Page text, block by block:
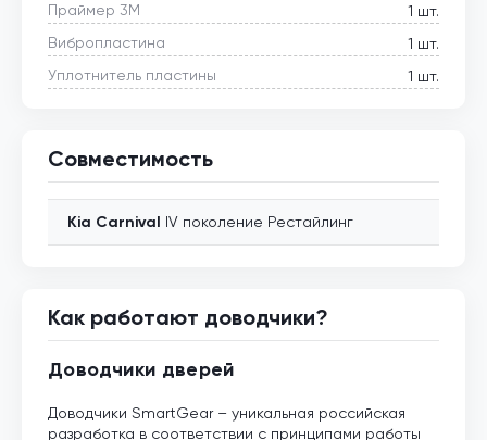
Праймер 3М
1 шт.
Вибропластина
1 шт.
Уплотнитель пластины
1 шт.
Совместимость
Kia Carnival IV поколение Рестайлинг
Как работают доводчики?
Доводчики дверей
Доводчики SmartGear – уникальная российская
разработка в соответствии с принципами работы